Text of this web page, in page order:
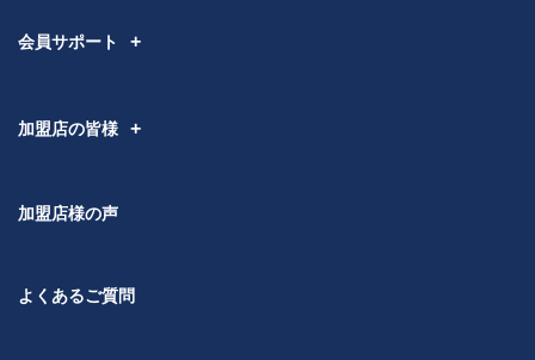
会員サポート
加盟店の皆様
加盟店様の声
よくあるご質問